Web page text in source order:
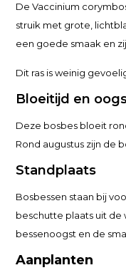
De Vaccinium
struik met grote,
een goede smaak en
Dit ras is weinig
Bloeitijd en
Deze bosbes bloeit
Rond augustus zijn de
Standplaats
Bosbessen staan bij
beschutte plaats uit de
bessenoogst en de
Aanplanten